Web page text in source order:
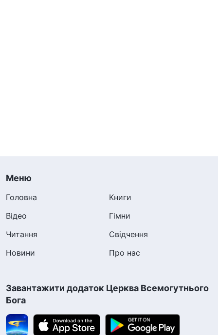
Меню
Головна
Книги
Відео
Гімни
Читання
Свідчення
Новини
Про нас
Завантажити додаток Церква Всемогутнього
Бога